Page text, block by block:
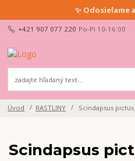
✨ Odosielame
+421 907 077 220 Po-Pi 10-16:00
Úvod RASTLINY Scindapsus
Scindapsus